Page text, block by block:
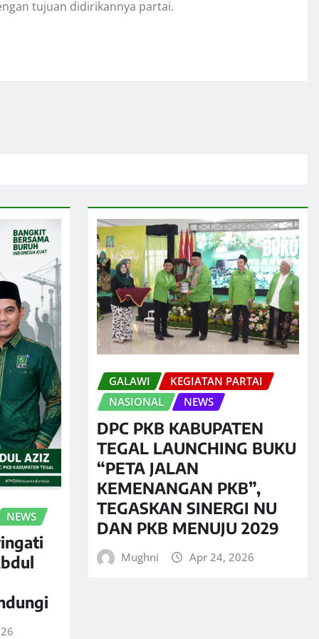
tujuan didirikannya partai.
NEWS
GALAWI
KEGIATAN PARTAI
NASIONAL
NEWS
DPC PKB KABUPATEN
TEGAL LAUNCHING BUKU
“PETA JALAN
KEMENANGAN PKB”,
TEGASKAN SINERGI NU
DAN PKB MENUJU 2029
Mughni Apr 24, 2026